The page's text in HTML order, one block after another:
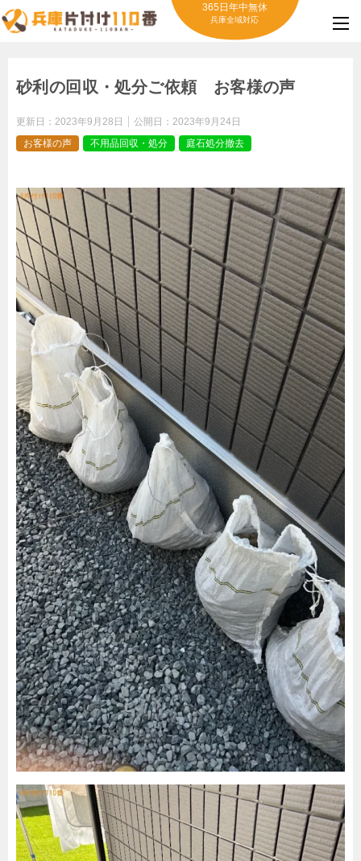
365日年中無休
兵庫全域対応
砂利の回収・処分ご依頼 お客様の声
更新日： 2023年9月28日 公開日： 2023年9月24日
お客様の声
不用品回収・処分 庭石処分撤去